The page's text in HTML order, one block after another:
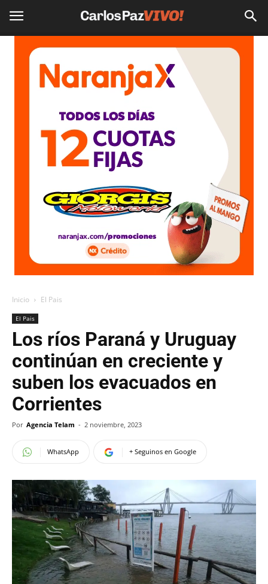
Inicio El Pais
El Pais
Los ríos Paraná y Uruguay
continúan en creciente y
suben los evacuados en
Corrientes
Por Agencia Telam - 2 noviembre, 2023
WhatsApp + Seguinos en Google